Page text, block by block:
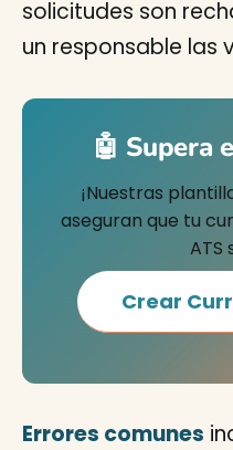
solicitudes son
un responsable las
🤖 Supera
¡Nuestras
aseguran que tu
ATS
Crear
Errores comunes